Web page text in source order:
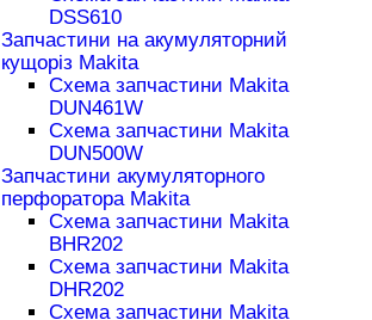
DSS610
Запчастини на акумуляторний
кущоріз Makita
Схема запчастини Makita
DUN461W
Схема запчастини Makita
DUN500W
Запчастини акумуляторного
перфоратора Makita
Схема запчастини Makita
BHR202
Схема запчастини Makita
DHR202
Схема запчастини Makita